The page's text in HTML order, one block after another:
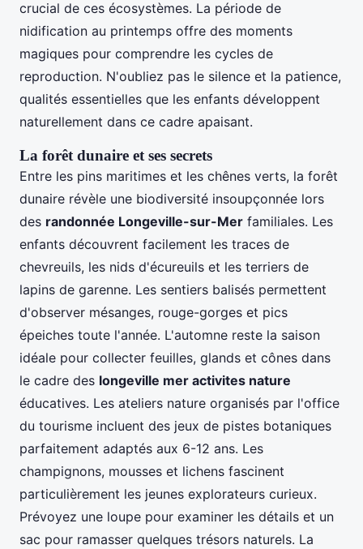
crucial de ces écosystèmes. La période de
nidification au printemps offre des moments
magiques pour comprendre les cycles de
reproduction. N'oubliez pas le silence et la patience,
qualités essentielles que les enfants développent
naturellement dans ce cadre apaisant.
La forêt dunaire et ses secrets
Entre les pins maritimes et les chênes verts, la forêt
dunaire révèle une biodiversité insoupçonnée lors
des randonnée Longeville-sur-Mer familiales. Les
enfants découvrent facilement les traces de
chevreuils, les nids d'écureuils et les terriers de
lapins de garenne. Les sentiers balisés permettent
d'observer mésanges, rouge-gorges et pics
épeiches toute l'année. L'automne reste la saison
idéale pour collecter feuilles, glands et cônes dans
le cadre des longeville mer activites nature
éducatives. Les ateliers nature organisés par l'office
du tourisme incluent des jeux de pistes botaniques
parfaitement adaptés aux 6-12 ans. Les
champignons, mousses et lichens fascinent
particulièrement les jeunes explorateurs curieux.
Prévoyez une loupe pour examiner les détails et un
sac pour ramasser quelques trésors naturels. La